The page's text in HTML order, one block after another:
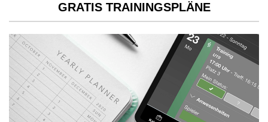
GRATIS TRAININGSPLÄNE